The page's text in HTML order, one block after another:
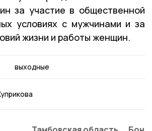
за участие в общественной
условиях с мужчинами и за
жизни и работы женщин.
выходные